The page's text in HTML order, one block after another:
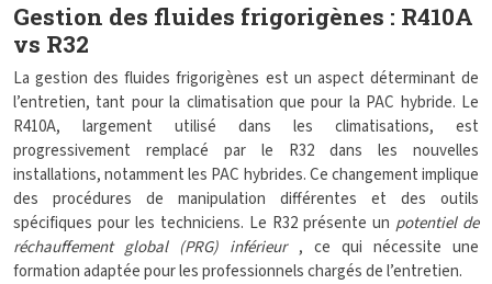
Gestion des fluides frigorigènes : R410A
vs R32
La gestion des fluides frigorigènes est un aspect déterminant de
l’entretien, tant pour la climatisation que pour la PAC hybride. Le
R410A, largement utilisé dans les climatisations, est
progressivement remplacé par le R32 dans les nouvelles
installations, notamment les PAC hybrides. Ce changement implique
des procédures de manipulation différentes et des outils
spécifiques pour les techniciens. Le R32 présente un potentiel de
réchauffement global (PRG) inférieur , ce qui nécessite une
formation adaptée pour les professionnels chargés de l’entretien.